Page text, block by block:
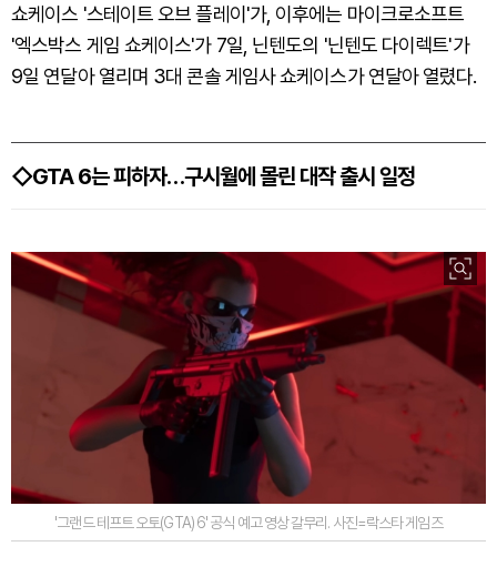
쇼케이스 '스테이트 오브 플레이'가, 이후에는 마이크로소프트
'엑스박스 게임 쇼케이스'가 7일, 닌텐도의 '닌텐도 다이렉트'가
9일 연달아 열리며 3대 콘솔 게임사 쇼케이스가 연달아 열렸다.
◇GTA 6는 피하자…구시월에 몰린 대작 출시 일정
'그랜드 테프트 오토(GTA) 6' 공식 예고 영상 갈무리. 사진=락스타 게임즈